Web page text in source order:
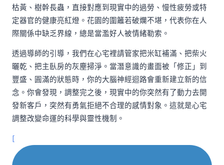
枯黃、樹幹長蟲，直接對應到現實中的過勞、慢性疲勞或特
定器官的健康亮紅燈。花園的圍籬若破爛不堪，代表你在人
際關係中缺乏界線，總是當濫好人被情緒勒索。
透過導師的引導，我們在心宅裡請管家把米缸補滿、把柴火
曬乾、把主臥房的灰塵掃淨。當潛意識的畫面被「修正」到
豐盛、圓滿的狀態時，你的大腦神經迴路會重新建立新的信
念。你會發現，調整完之後，現實中的你突然有了動力去開
發新客戶，突然有勇氣拒絕不合理的感情對象。這就是心宅
調整改變命運的科學與靈性機制。
[